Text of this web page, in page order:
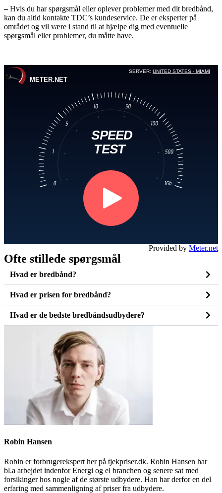
–Hvis du har spørgsmål eller oplever problemer med dit bredbånd,
kan du altid kontakte TDC’s kundeservice. De er eksperter på
området og vil være i stand til at hjælpe dig med eventuelle
spørgsmål eller problemer, du måtte have.
Provided by Meter.net
Ofte stillede spørgsmål
Hvad er bredbånd?
Hvad er prisen for bredbånd?
Hvad er de bedste bredbåndsudbydere?
Robin Hansen
Robin er forbrugerekspert her på tjekpriser.dk. Robin Hansen har
bl.a arbejdet indenfor Energi og el branchen og senere sat med
forsikinger hos nogle af de største udbydere. Han har derfor en del
erfaring med sammenligning af priser fra udbydere.